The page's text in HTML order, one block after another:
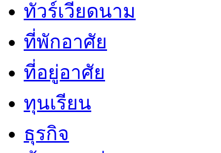
ทัวร์เวียดนาม
ที่พักอาศัย
ที่อยู่อาศัย
ทุนเรียน
ธุรกิจ